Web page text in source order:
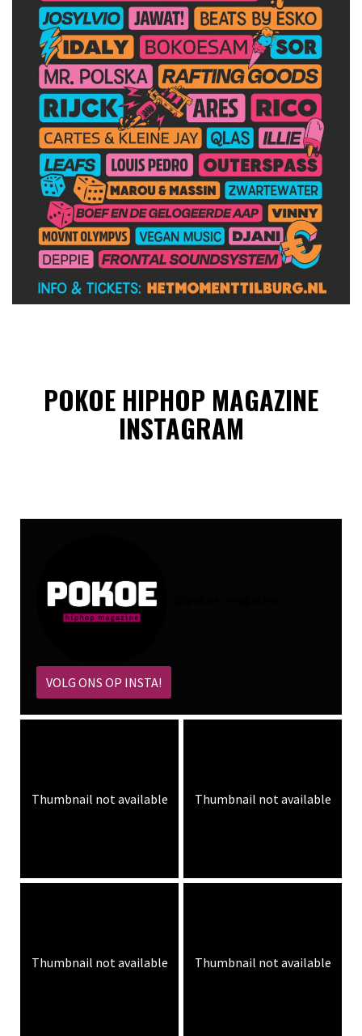
POKOE HIPHOP MAGAZINE
INSTAGRAM
VOLG ONS OP INSTA!
Thumbnail not available Thumbnail not available
Thumbnail not available Thumbnail not available